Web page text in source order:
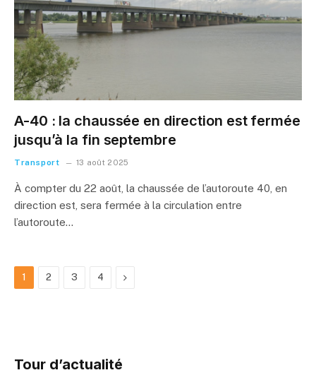
A-40 : la chaussée en direction est fermée
jusqu’à la fin septembre
Transport 13 août 2025
À compter du 22 août, la chaussée de l’autoroute 40, en
direction est, sera fermée à la circulation entre
l’autoroute…
1 2 3 4 Next
Tour d’actualité